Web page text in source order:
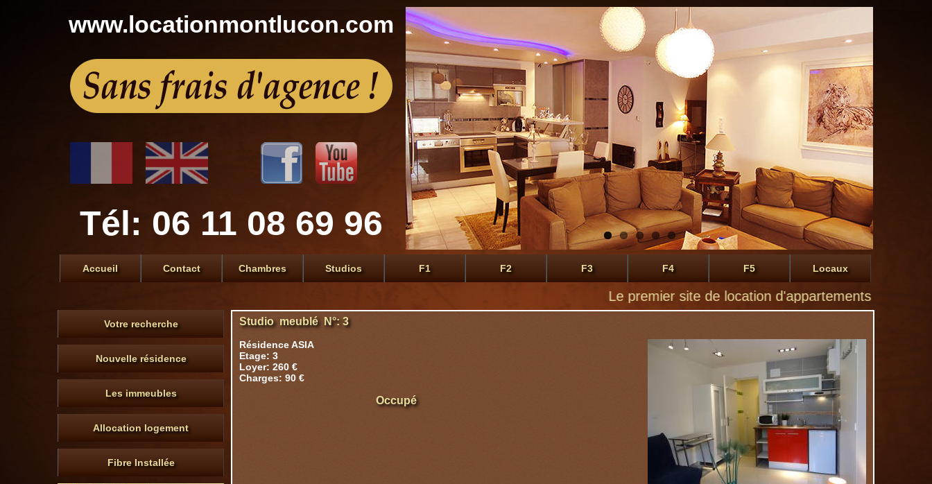
www.locationmontlucon.com
Tél: 06 11 08 69 96
Accueil Contact Chambres Studios F1 F2 F3 F4 F5 Locaux
Le premier site de location d'appartements à Montluçon
Studio meublé N°: 3
Résidence ASIA
Etage: 3
Loyer: 260 €
Charges: 90 €
Occupé
Votre recherche
Nouvelle résidence
Les immeubles
Allocation logement
Fibre Installée